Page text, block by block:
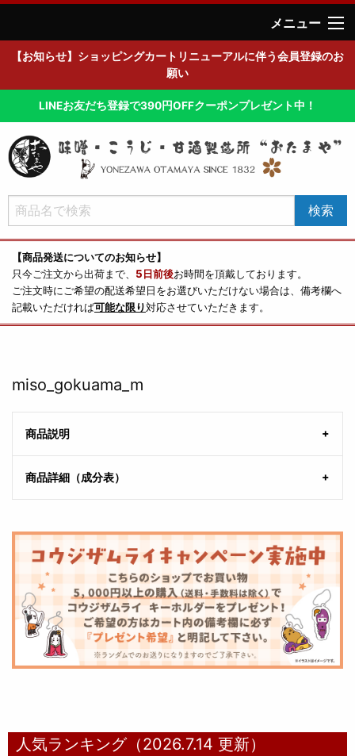
メニュー
【お知らせ】ショッピングカートリニューアルに伴う会員登録のお
願い
LINEお友だち登録で390円OFFクーポンプレゼント中！
【商品発送についてのお知らせ】
只今ご注文から出荷まで、 5日前後お時間を頂戴しております。
ご注文時にご希望の配送希望日をお選びいただけない場合は、備考欄へ
記載いただければ可能な限り対応させていただきます。
miso_gokuama_m
商品説明
商品詳細（成分表）
人気ランキング（2026.7.14 更新）